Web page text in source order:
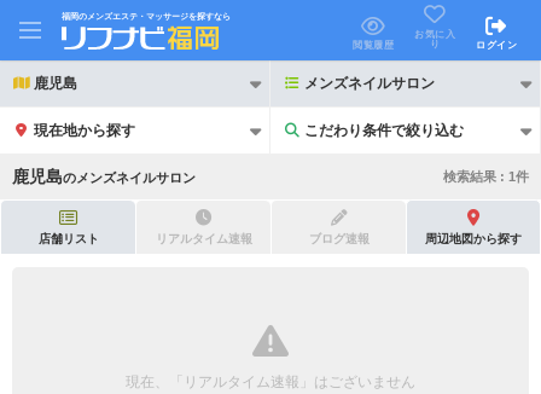
福岡のメンズエステ・マッサージを探すなら
閲覧履歴
お気に入
り
ログイン
鹿児島 メンズネイルサロン
現在地から探す こだわり条件で絞り込む
こだわり条件で絞り込む
鹿児島の メンズネイルサロン 検索結果 : 1件
店舗リスト リアルタイム速報 ブログ速報 周辺地図から探す
現在、「リアルタイム速報」はございません